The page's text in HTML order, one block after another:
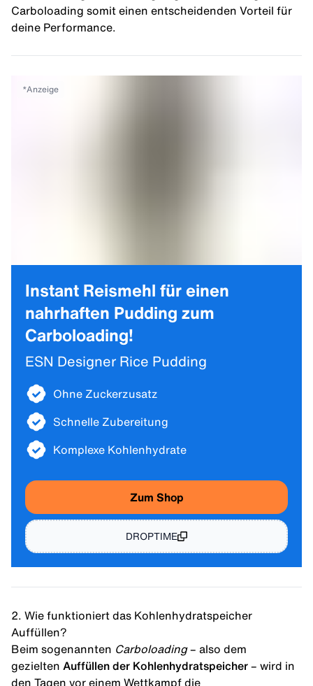
Carboloading somit einen entscheidenden Vorteil für
deine Performance.
*Anzeige
Instant Reismehl für einen
nahrhaften Pudding zum
Carboloading!
ESN Designer Rice Pudding
Ohne Zuckerzusatz
Schnelle Zubereitung
Komplexe Kohlenhydrate
Zum Shop
DROPTIME
2. Wie funktioniert das Kohlenhydratspeicher
Auffüllen?
Beim sogenannten Carboloading– also dem
gezielten Auffüllen der Kohlenhydratspeicher – wird in
den Tagen vor einem Wettkampf die